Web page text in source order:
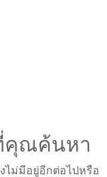
คุณค้นหา
ไม่มีอยู่อีกต่อไปหรือ